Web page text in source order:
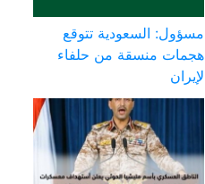
مسؤول: السعودية تتوقع
هجمات منسقة من حلفاء
لإيران